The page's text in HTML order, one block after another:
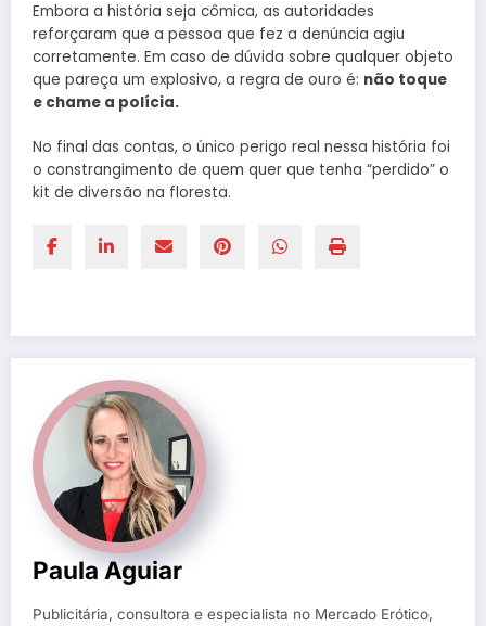
Embora a história seja cômica, as autoridades
reforçaram que a pessoa que fez a denúncia agiu
corretamente. Em caso de dúvida sobre qualquer objeto
que pareça um explosivo, a regra de ouro é: não toque
e chame a polícia.
No final das contas, o único perigo real nessa história foi
o constrangimento de quem quer que tenha “perdido” o
kit de diversão na floresta.
Paula Aguiar
Publicitária, consultora e especialista no Mercado Erótico,